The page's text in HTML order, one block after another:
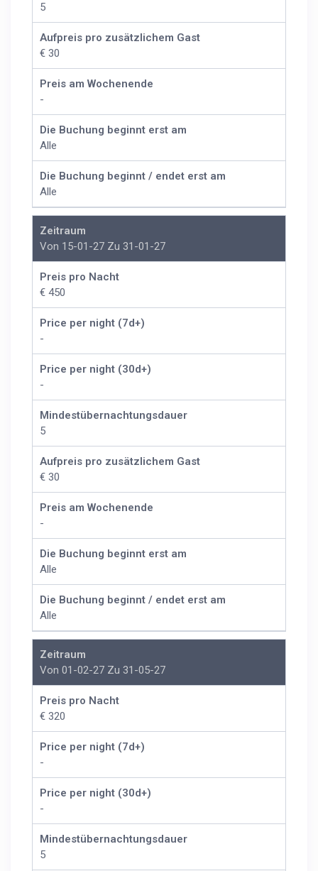
5
Aufpreis pro zusätzlichem Gast
€ 30
Preis am Wochenende
-
Die Buchung beginnt erst am
Alle
Die Buchung beginnt / endet erst am
Alle
Zeitraum
Von 15-01-27 Zu 31-01-27
Preis pro Nacht
€ 450
Price per night (7d+)
-
Price per night (30d+)
-
Mindestübernachtungsdauer
5
Aufpreis pro zusätzlichem Gast
€ 30
Preis am Wochenende
-
Die Buchung beginnt erst am
Alle
Die Buchung beginnt / endet erst am
Alle
Zeitraum
Von 01-02-27 Zu 31-05-27
Preis pro Nacht
€ 320
Price per night (7d+)
-
Price per night (30d+)
-
Mindestübernachtungsdauer
5